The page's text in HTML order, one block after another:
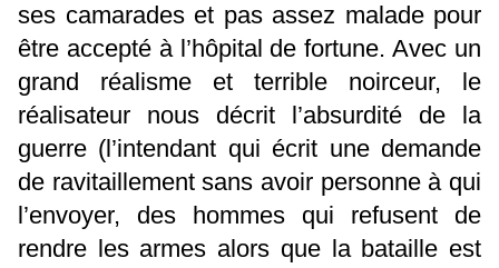
ses camarades et pas assez malade pour
être accepté à l’hôpital de fortune. Avec un
grand réalisme et terrible noirceur, le
réalisateur nous décrit l’absurdité de la
guerre (l’intendant qui écrit une demande
de ravitaillement sans avoir personne à qui
l’envoyer, des hommes qui refusent de
rendre les armes alors que la bataille est